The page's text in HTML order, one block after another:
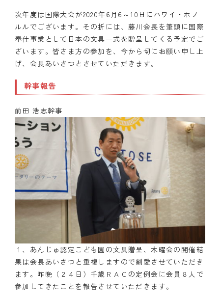
次年度は国際大会が2020年6月6～10日にハワイ・ホノ
ルルでございます。その折には、藤川会長を筆頭に国際
奉仕事業として日本の文具一式を贈呈してくる予定でご
ざいます。皆さま方の参加を、今から切にお願い申し上
げ、会長あいさつとさせていただきます。
幹事報告
前田 浩志幹事
１、あんじゅ認定こども園の文具贈呈、木曜会の開催結
果は会長あいさつと重複しますので割愛させていただき
ます。昨晩（２４日）千歳ＲＡＣの定例会に会員８人で
参加してきたことを報告させていただきます。